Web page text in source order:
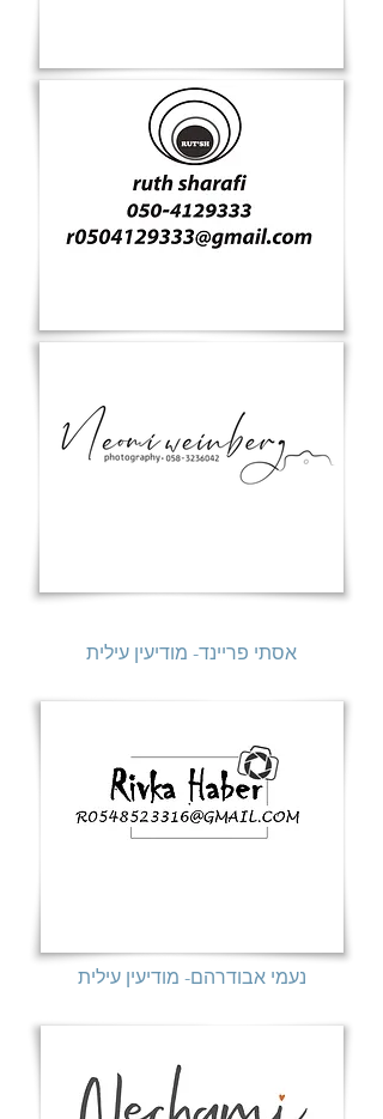
אסתי פריינד- מודיעין עילית
נעמי אבודרהם- מודיעין עילית